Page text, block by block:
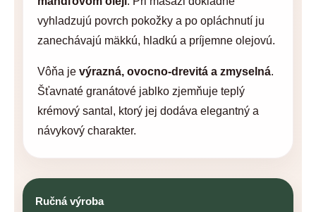
vyhladzujú povrch pokožky a po opláchnutí ju
zanechávajú mäkkú, hladkú a príjemne olejovú.
Vôňa je výrazná, ovocno-drevitá a zmyselná.
Šťavnaté granátové jablko zjemňuje teplý
krémový santal, ktorý jej dodáva elegantný a
návykový charakter.
Ručná výroba